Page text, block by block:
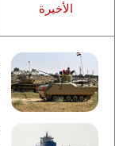
الأخيرة